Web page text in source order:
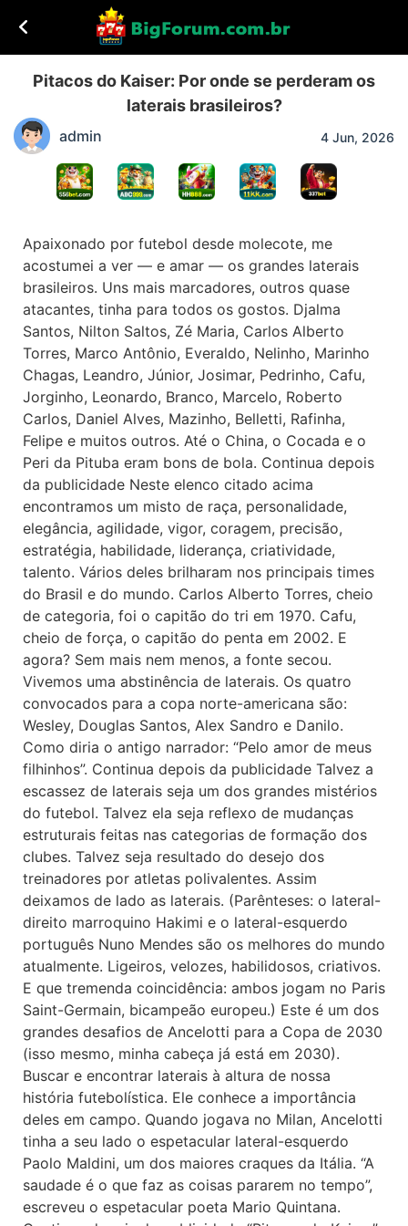
Pitacos do Kaiser: Por onde se perderam os
laterais brasileiros?
admin 4 Jun, 2026
Apaixonado por futebol desde molecote, me
acostumei a ver — e amar — os grandes laterais
brasileiros. Uns mais marcadores, outros quase
atacantes, tinha para todos os gostos. Djalma
Santos, Nilton Saltos, Zé Maria, Carlos Alberto
Torres, Marco Antônio, Everaldo, Nelinho, Marinho
Chagas, Leandro, Júnior, Josimar, Pedrinho, Cafu,
Jorginho, Leonardo, Branco, Marcelo, Roberto
Carlos, Daniel Alves, Mazinho, Belletti, Rafinha,
Felipe e muitos outros. Até o China, o Cocada e o
Peri da Pituba eram bons de bola. Continua depois
da publicidade Neste elenco citado acima
encontramos um misto de raça, personalidade,
elegância, agilidade, vigor, coragem, precisão,
estratégia, habilidade, liderança, criatividade,
talento. Vários deles brilharam nos principais times
do Brasil e do mundo. Carlos Alberto Torres, cheio
de categoria, foi o capitão do tri em 1970. Cafu,
cheio de força, o capitão do penta em 2002. E
agora? Sem mais nem menos, a fonte secou.
Vivemos uma abstinência de laterais. Os quatro
convocados para a copa norte-americana são:
Wesley, Douglas Santos, Alex Sandro e Danilo.
Como diria o antigo narrador: “Pelo amor de meus
filhinhos”. Continua depois da publicidade Talvez a
escassez de laterais seja um dos grandes mistérios
do futebol. Talvez ela seja reflexo de mudanças
estruturais feitas nas categorias de formação dos
clubes. Talvez seja resultado do desejo dos
treinadores por atletas polivalentes. Assim
deixamos de lado as laterais. (Parênteses: o lateral-
direito marroquino Hakimi e o lateral-esquerdo
português Nuno Mendes são os melhores do mundo
atualmente. Ligeiros, velozes, habilidosos, criativos.
E que tremenda coincidência: ambos jogam no Paris
Saint-Germain, bicampeão europeu.) Este é um dos
grandes desafios de Ancelotti para a Copa de 2030
(isso mesmo, minha cabeça já está em 2030).
Buscar e encontrar laterais à altura de nossa
história futebolística. Ele conhece a importância
deles em campo. Quando jogava no Milan, Ancelotti
tinha a seu lado o espetacular lateral-esquerdo
Paolo Maldini, um dos maiores craques da Itália. “A
saudade é o que faz as coisas pararem no tempo”,
escreveu o espetacular poeta Mario Quintana.